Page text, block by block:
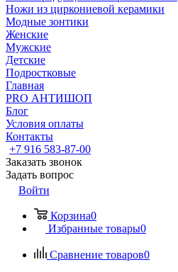
Ножи из циркониевой керамики
Модные зонтики
Женские
Мужские
Детские
Подростковые
Главная
PRO АНТИШОП
Блог
Условия оплаты
Контакты
+7 916 583-87-00
Заказать звонок
Задать вопрос
Войти
Корзина0
Избранные товары0
Сравнение товаров0